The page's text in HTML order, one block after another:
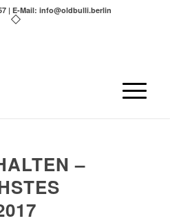
| E-Mail: info@oldbulli.berlin
–